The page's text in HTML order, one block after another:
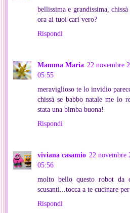
bellissima e grandissima,
ora ai tuoi cari vero?
Rispondi
Mamma Maria 22 novembre
05:55
meraviglioso te lo invidio
chissà se babbo natale me lo
stata una bimba buona!
Rispondi
viviana casamio 22 novembre
05:56
molto bello questo robot da
scusanti...tocca a te cucinare
Rispondi